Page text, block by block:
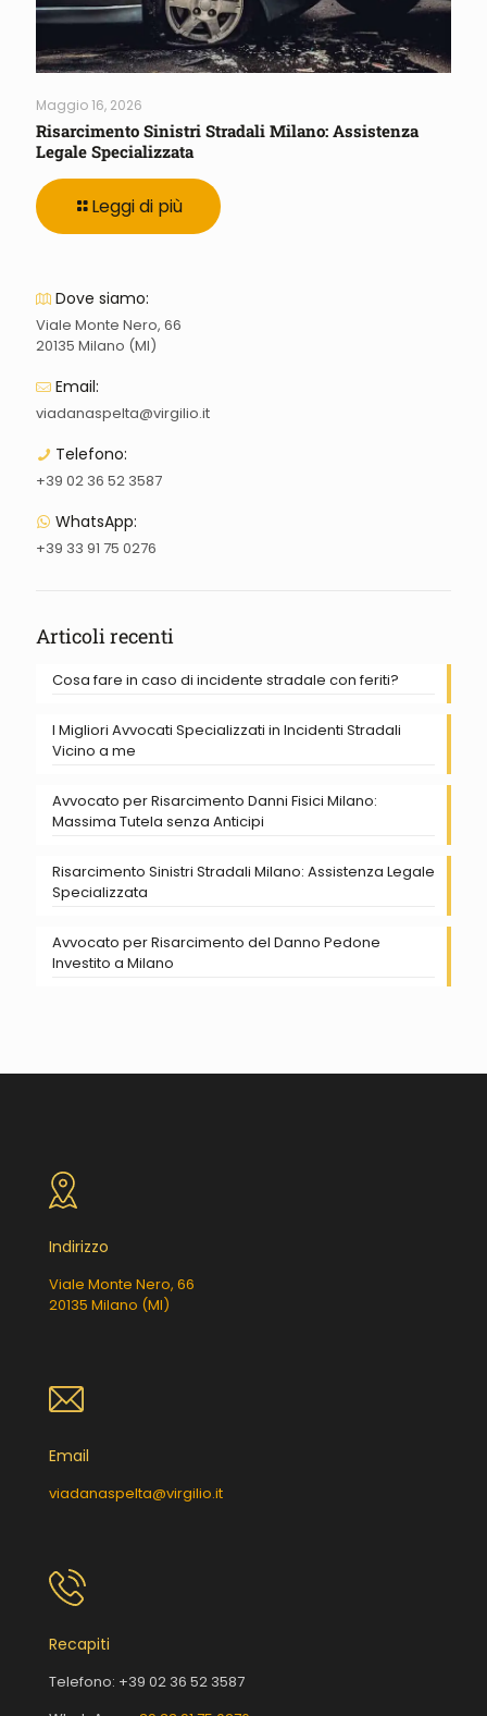
Maggio 16, 2026
Risarcimento Sinistri Stradali Milano: Assistenza
Legale Specializzata
Leggi di più
Dove siamo:
Viale Monte Nero, 66
20135 Milano (MI)
Email:
viadanaspelta@virgilio.it
Telefono:
+39 02 36 52 3587
WhatsApp:
+39 33 91 75 0276
Articoli recenti
Cosa fare in caso di incidente stradale con feriti?
I Migliori Avvocati Specializzati in Incidenti Stradali
Vicino a me
Avvocato per Risarcimento Danni Fisici Milano:
Massima Tutela senza Anticipi
Risarcimento Sinistri Stradali Milano: Assistenza Legale
Specializzata
Avvocato per Risarcimento del Danno Pedone
Investito a Milano
Indirizzo
Viale Monte Nero, 66
20135 Milano (MI)
Email
viadanaspelta@virgilio.it
Recapiti
Telefono: +39 02 36 52 3587